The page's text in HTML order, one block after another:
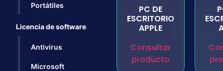
Portátiles
Licencia de software
Antivirus
Microsoft
PC DE
ESCRITORIO
APPLE
Consultar
producto